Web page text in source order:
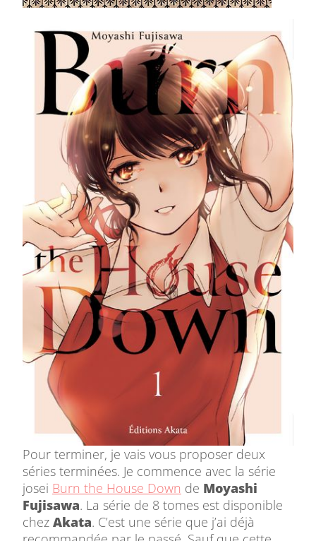
Pour terminer, je vais vous proposer deux
séries terminées. Je commence avec la série
josei Burn the House Down de Moyashi
Fujisawa. La série de 8 tomes est disponible
chez Akata. C’est une série que j’ai déjà